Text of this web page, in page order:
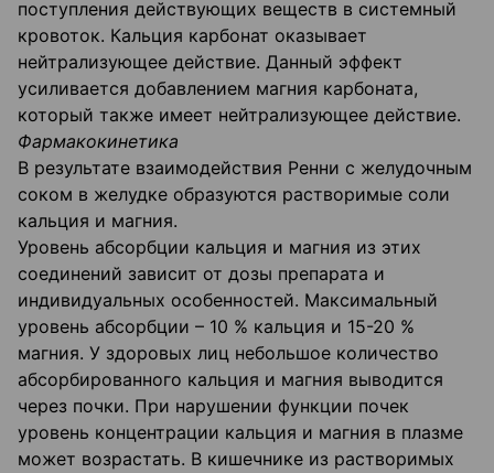
поступления действующих веществ в системный
кровоток. Кальция карбонат оказывает
нейтрализующее действие. Данный эффект
усиливается добавлением магния карбоната,
который также имеет нейтрализующее действие.
Фармакокинетика
В результате взаимодействия Ренни с желудочным
соком в желудке образуются растворимые соли
кальция и магния.
Уровень абсорбции кальция и магния из этих
соединений зависит от дозы препарата и
индивидуальных особенностей. Максимальный
уровень абсорбции – 10 % кальция и 15-20 %
магния. У здоровых лиц небольшое количество
абсорбированного кальция и магния выводится
через почки. При нарушении функции почек
уровень концентрации кальция и магния в плазме
может возрастать. В кишечнике из растворимых